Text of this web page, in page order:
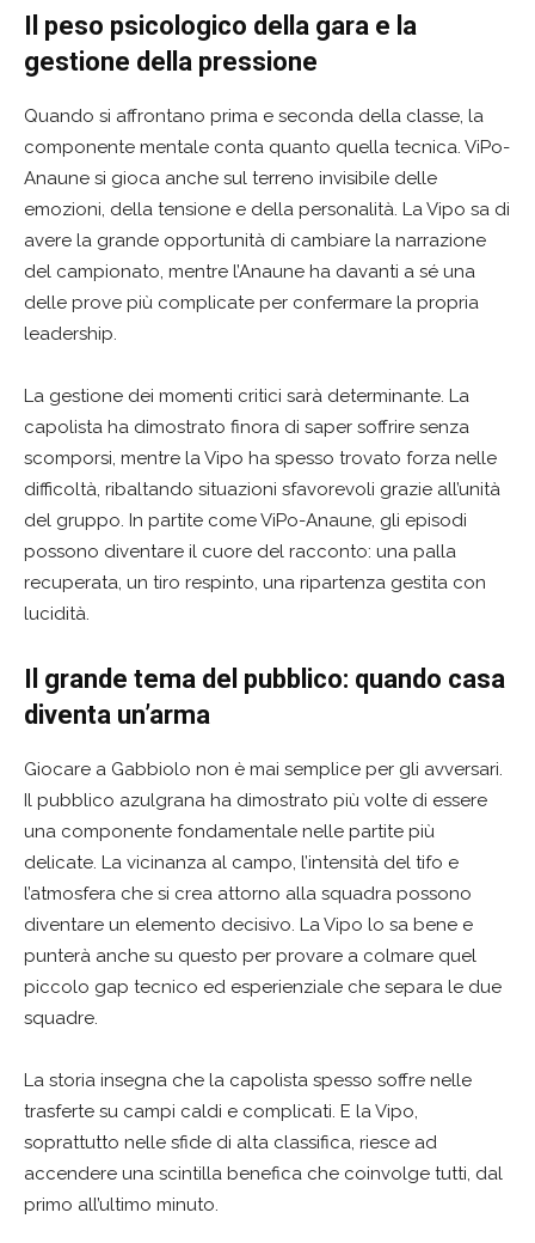
Il peso psicologico della gara e la
gestione della pressione
Quando si affrontano prima e seconda della classe, la
componente mentale conta quanto quella tecnica. ViPo-
Anaune si gioca anche sul terreno invisibile delle
emozioni, della tensione e della personalità. La Vipo sa di
avere la grande opportunità di cambiare la narrazione
del campionato, mentre l’Anaune ha davanti a sé una
delle prove più complicate per confermare la propria
leadership.
La gestione dei momenti critici sarà determinante. La
capolista ha dimostrato finora di saper soffrire senza
scomporsi, mentre la Vipo ha spesso trovato forza nelle
difficoltà, ribaltando situazioni sfavorevoli grazie all’unità
del gruppo. In partite come ViPo-Anaune, gli episodi
possono diventare il cuore del racconto: una palla
recuperata, un tiro respinto, una ripartenza gestita con
lucidità.
Il grande tema del pubblico: quando casa
diventa un’arma
Giocare a Gabbiolo non è mai semplice per gli avversari.
Il pubblico azulgrana ha dimostrato più volte di essere
una componente fondamentale nelle partite più
delicate. La vicinanza al campo, l’intensità del tifo e
l’atmosfera che si crea attorno alla squadra possono
diventare un elemento decisivo. La Vipo lo sa bene e
punterà anche su questo per provare a colmare quel
piccolo gap tecnico ed esperienziale che separa le due
squadre.
La storia insegna che la capolista spesso soffre nelle
trasferte su campi caldi e complicati. E la Vipo,
soprattutto nelle sfide di alta classifica, riesce ad
accendere una scintilla benefica che coinvolge tutti, dal
primo all’ultimo minuto.